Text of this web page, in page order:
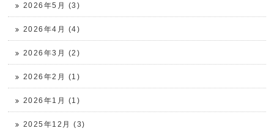
2026年5月 (3)
2026年4月 (4)
2026年3月 (2)
2026年2月 (1)
2026年1月 (1)
2025年12月 (3)